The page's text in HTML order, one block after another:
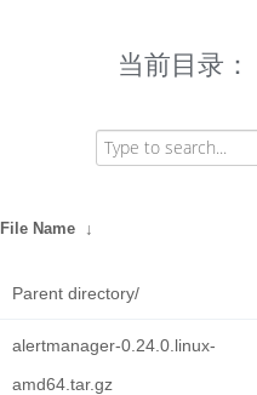
当前目录：
File Name ↓
Parent directory/
alertmanager-0.24.0.linux-
amd64.tar.gz